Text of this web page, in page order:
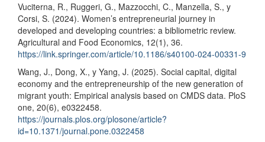
Vuciterna, R., Ruggeri, G., Mazzocchi, C., Manzella, S., y
Corsi, S. (2024). Women’s entrepreneurial journey in
developed and developing countries: a bibliometric review.
Agricultural and Food Economics, 12(1), 36.
https://link.springer.com/article/10.1186/s40100-024-00331-9
Wang, J., Dong, X., y Yang, J. (2025). Social capital, digital
economy and the entrepreneurship of the new generation of
migrant youth: Empirical analysis based on CMDS data. PloS
one, 20(6), e0322458.
https://journals.plos.org/plosone/article?
id=10.1371/journal.pone.0322458